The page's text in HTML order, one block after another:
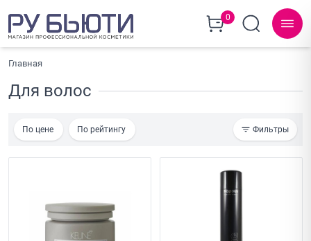
0
Главная
Для волос
По цене По рейтингу Фильтры